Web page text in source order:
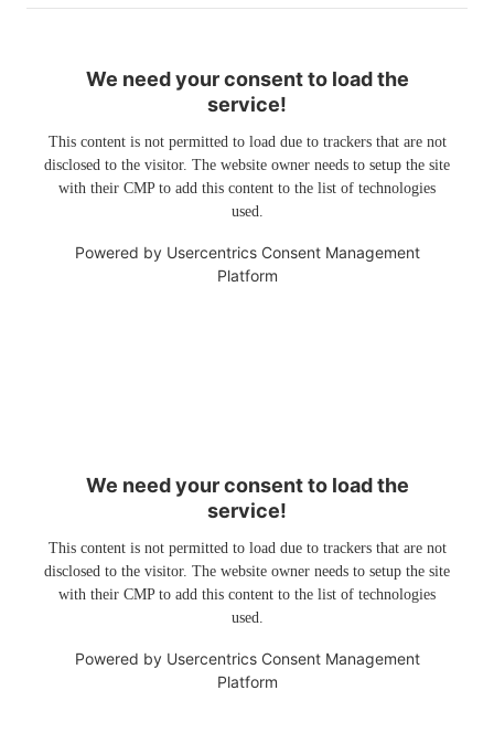
We need your consent to load the
service!
This content is not permitted to load due to trackers that are not
disclosed to the visitor. The website owner needs to setup the site
with their CMP to add this content to the list of technologies
used.
Powered by Usercentrics Consent Management
Platform
We need your consent to load the
service!
This content is not permitted to load due to trackers that are not
disclosed to the visitor. The website owner needs to setup the site
with their CMP to add this content to the list of technologies
used.
Powered by Usercentrics Consent Management
Platform